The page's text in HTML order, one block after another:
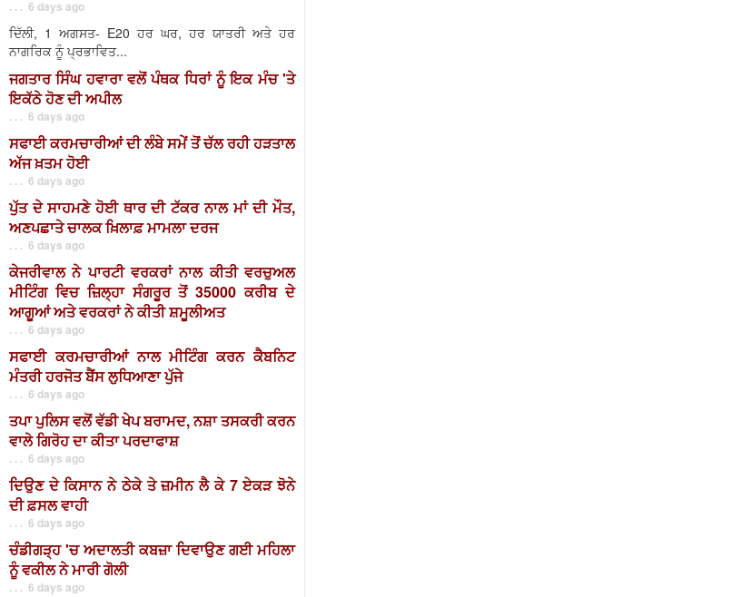
. . . 6 days ago
ਦਿੱਲੀ, 1 ਅਗਸਤ- E20 ਹਰ ਘਰ, ਹਰ ਯਾਤਰੀ ਅਤੇ ਹਰ
ਨਾਗਰਿਕ ਨੂੰ ਪ੍ਰਭਾਵਿਤ...
ਜਗਤਾਰ ਸਿੰਘ ਹਵਾਰਾ ਵਲੋਂ ਪੰਥਕ ਧਿਰਾਂ ਨੂੰ ਇਕ ਮੰਚ 'ਤੇ
ਇਕੱਠੇ ਹੋਣ ਦੀ ਅਪੀਲ
. . . 6 days ago
ਸਫਾਈ ਕਰਮਚਾਰੀਆਂ ਦੀ ਲੰਬੇ ਸਮੇਂ ਤੋਂ ਚੱਲ ਰਹੀ ਹੜਤਾਲ
ਅੱਜ ਖ਼ਤਮ ਹੋਈ
. . . 6 days ago
ਪੁੱਤ ਦੇ ਸਾਹਮਣੇ ਹੋਈ ਥਾਰ ਦੀ ਟੱਕਰ ਨਾਲ ਮਾਂ ਦੀ ਮੌਤ,
ਅਣਪਛਾਤੇ ਚਾਲਕ ਖ਼ਿਲਾਫ਼ ਮਾਮਲਾ ਦਰਜ
. . . 6 days ago
ਕੇਜਰੀਵਾਲ ਨੇ ਪਾਰਟੀ ਵਰਕਰਾਂ ਨਾਲ ਕੀਤੀ ਵਰਚੁਅਲ
ਮੀਟਿੰਗ ਵਿਚ ਜ਼ਿਲ੍ਹਾ ਸੰਗਰੂਰ ਤੋਂ 35000 ਕਰੀਬ ਦੇ
ਆਗੂਆਂ ਅਤੇ ਵਰਕਰਾਂ ਨੇ ਕੀਤੀ ਸ਼ਮੂਲੀਅਤ
. . . 6 days ago
ਸਫਾਈ ਕਰਮਚਾਰੀਆਂ ਨਾਲ ਮੀਟਿੰਗ ਕਰਨ ਕੈਬਨਿਟ
ਮੰਤਰੀ ਹਰਜੋਤ ਬੈਂਸ ਲੁਧਿਆਣਾ ਪੁੱਜੇ
. . . 6 days ago
ਤਪਾ ਪੁਲਿਸ ਵਲੋਂ ਵੱਡੀ ਖੇਪ ਬਰਾਮਦ, ਨਸ਼ਾ ਤਸਕਰੀ ਕਰਨ
ਵਾਲੇ ਗਿਰੋਹ ਦਾ ਕੀਤਾ ਪਰਦਾਫਾਸ਼
. . . 6 days ago
ਦਿਉਣ ਦੇ ਕਿਸਾਨ ਨੇ ਠੇਕੇ ਤੇ ਜ਼ਮੀਨ ਲੈ ਕੇ 7 ਏਕੜ ਝੋਨੇ
ਦੀ ਫ਼ਸਲ ਵਾਹੀ
. . . 6 days ago
ਚੰਡੀਗੜ੍ਹ 'ਚ ਅਦਾਲਤੀ ਕਬਜ਼ਾ ਦਿਵਾਉਣ ਗਈ ਮਹਿਲਾ
ਨੂੰ ਵਕੀਲ ਨੇ ਮਾਰੀ ਗੋਲੀ
. . . 6 days ago